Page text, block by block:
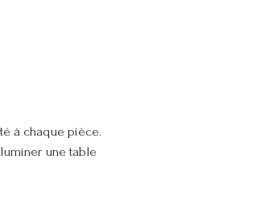
à chaque pièce.
une table